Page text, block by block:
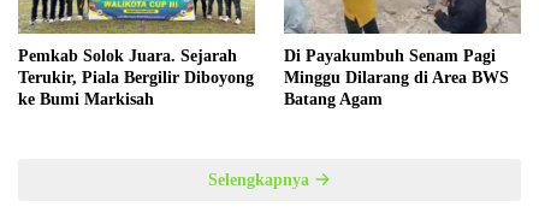
Pemkab Solok Juara. Sejarah
Terukir, Piala Bergilir Diboyong
ke Bumi Markisah
Di Payakumbuh Senam Pagi
Minggu Dilarang di Area BWS
Batang Agam
Selengkapnya